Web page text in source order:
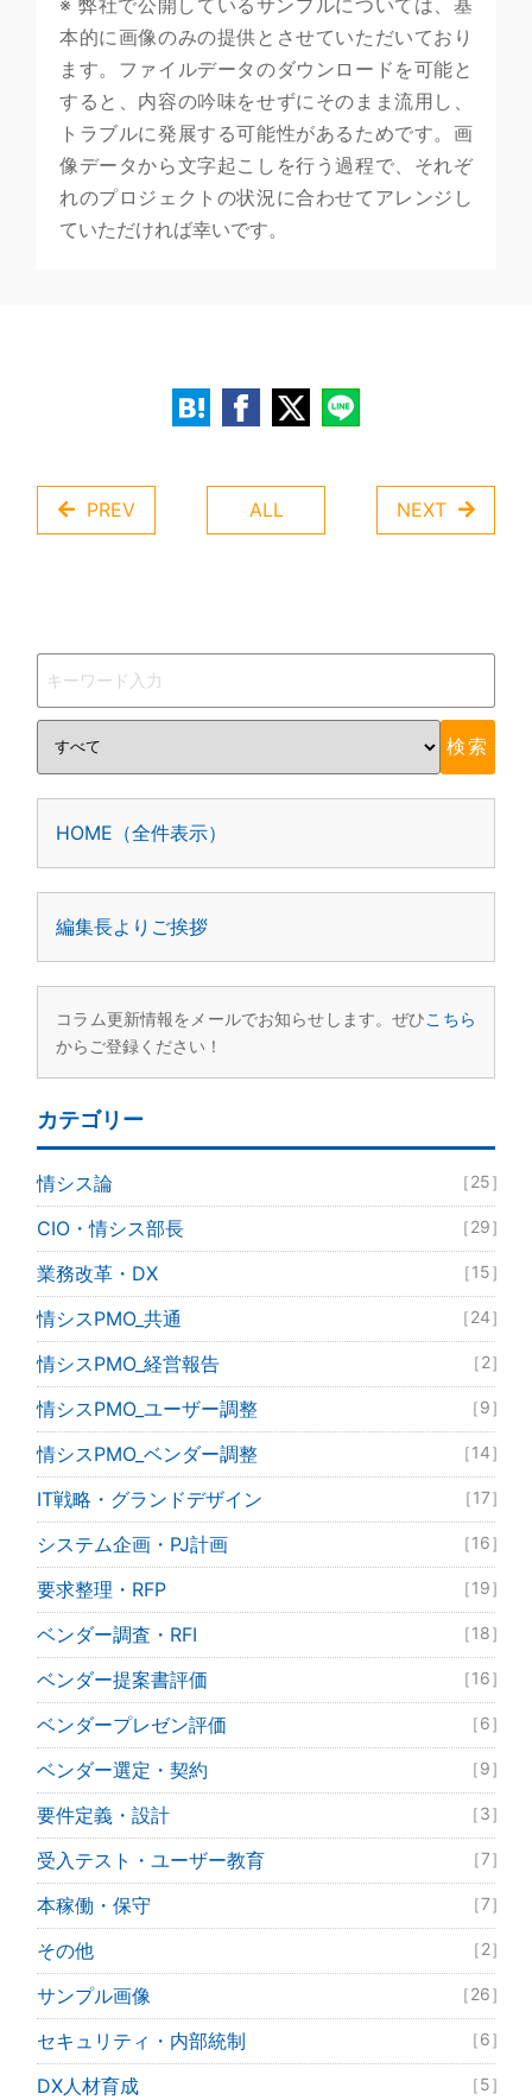
※ 弊社で公開しているサンプルについては、基
本的に画像のみの提供とさせていただいており
ます。ファイルデータのダウンロードを可能と
すると、内容の吟味をせずにそのまま流用し、
トラブルに発展する可能性があるためです。画
像データから文字起こしを行う過程で、それぞ
れのプロジェクトの状況に合わせてアレンジし
ていただければ幸いです。
PREV ALL NEXT
HOME（全件表示）
編集長よりご挨拶
コラム更新情報をメールでお知らせします。ぜひこちら
からご登録ください！
カテゴリー
情シス論 ［25］
CIO・情シス部長 ［29］
業務改革・DX ［15］
情シスPMO_共通 ［24］
情シスPMO_経営報告 ［2］
情シスPMO_ユーザー調整 ［9］
情シスPMO_ベンダー調整 ［14］
IT戦略・グランドデザイン ［17］
システム企画・PJ計画 ［16］
要求整理・RFP ［19］
ベンダー調査・RFI ［18］
ベンダー提案書評価 ［16］
ベンダープレゼン評価 ［6］
ベンダー選定・契約 ［9］
要件定義・設計 ［3］
受入テスト・ユーザー教育 ［7］
本稼働・保守 ［7］
その他 ［2］
サンプル画像 ［26］
セキュリティ・内部統制 ［6］
DX人材育成 ［5］